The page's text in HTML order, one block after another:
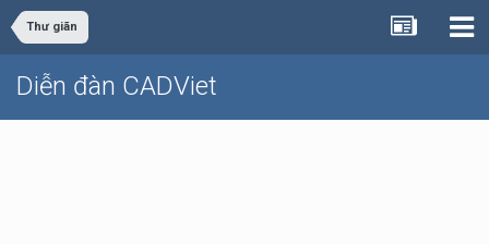
Thư giãn
Diễn đàn CADViet